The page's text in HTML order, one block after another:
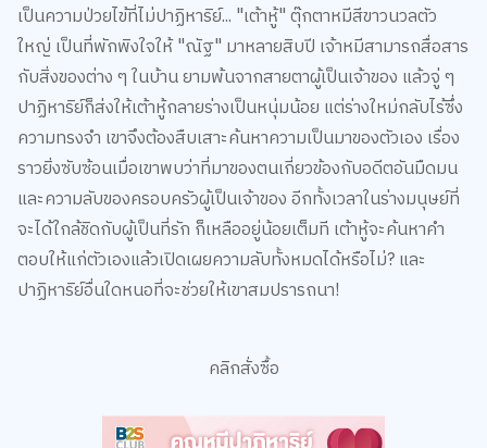
ใหญ่ เป็นที่พักพิงใจให้ "ณัฐ" มาหลายสิบปี เจ้าหมีสามารถสื่อสาร
กับสิ่งของต่าง ๆ ในบ้าน ยามพ้นจากสายตาผู้เป็นเจ้าของ แล้วจู่ ๆ
ปาฏิหาริย์ก็ส่งให้เต้าหู้กลายร่างเป็นหนุ่มน้อย แต่ร่างใหม่กลับไร้ซึ่ง
ความทรงจำ เขาจึงต้องสืบเสาะค้นหาความเป็นมาของตัวเอง เรื่อง
ราวยิ่งซับซ้อนเมื่อเขาพบว่าที่มาของตนเกี่ยวข้องกับอดีตอันมืดมน
และความลับของครอบครัวผู้เป็นเจ้าของ อีกทั้งเวลาในร่างมนุษย์ที่
จะได้ใกล้ชิดกับผู้เป็นที่รัก ก็เหลืออยู่น้อยเต็มที เต้าหู้จะค้นหาคำ
ตอบให้แก่ตัวเองแล้วเปิดเผยความลับทั้งหมดได้หรือไม่? และ
ปาฏิหาริย์อื่นใดหนอที่จะช่วยให้เขาสมปรารถนา!